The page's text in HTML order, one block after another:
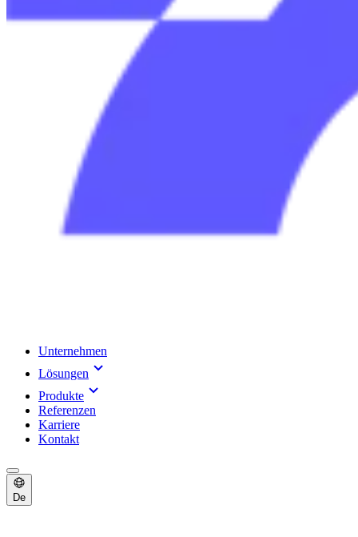
Unternehmen
Lösungen
Produkte
Referenzen
Karriere
Kontakt
De